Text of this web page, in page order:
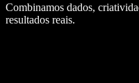
Combinamos dados,
resultados reais.